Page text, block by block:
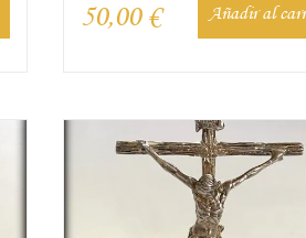
50,00 € Añadir al